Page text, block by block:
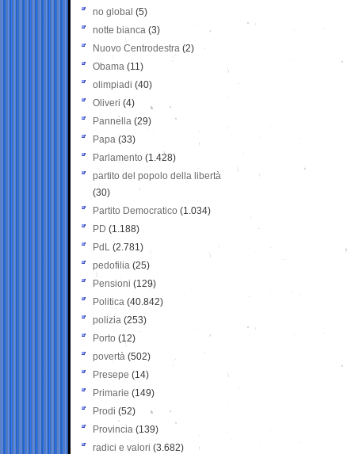
no global (5)
notte bianca (3)
Nuovo Centrodestra (2)
Obama (11)
olimpiadi (40)
Oliveri (4)
Pannella (29)
Papa (33)
Parlamento (1.428)
partito del popolo della libertà
(30)
Partito Democratico (1.034)
PD (1.188)
PdL (2.781)
pedofilia (25)
Pensioni (129)
Politica (40.842)
polizia (253)
Porto (12)
povertà (502)
Presepe (14)
Primarie (149)
Prodi (52)
Provincia (139)
radici e valori (3.682)